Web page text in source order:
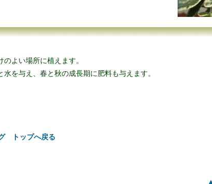
よい場所に植えます。
水を与え、春と秋の成長期に肥料も与えます。
トップへ戻る